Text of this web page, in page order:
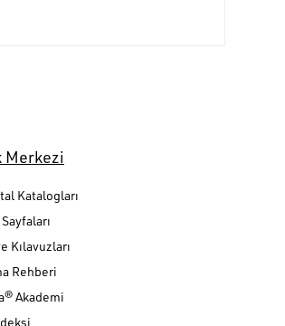
Merkezi
Katalogları
Kılavuzları
Rehberi
Akademi